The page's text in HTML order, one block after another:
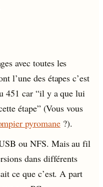
avec toutes les
l’une des étapes c’est
451 car “il y a que lui
étape” (Vous vous
pyromane?).
ou NFS. Mais au fil
dans différents
ce que c’est. A part